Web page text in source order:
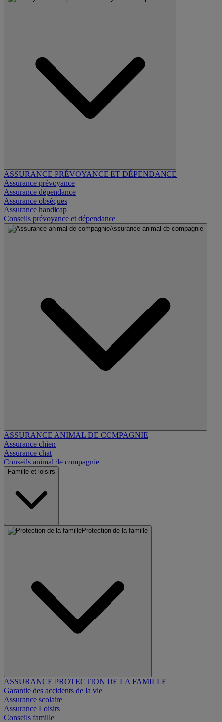
ASSURANCE PRÉVOYANCE ET DÉPENDANCE
Assurance prévoyance
Assurance dépendance
Assurance obsèques
Assurance handicap
Conseils prévoyance et dépendance
Assurance animal de compagnie
ASSURANCE ANIMAL DE COMPAGNIE
Assurance chien
Assurance chat
Conseils animal de compagnie
Famille et loisirs
Protection de la famille
ASSURANCE PROTECTION DE LA FAMILLE
Garantie des accidents de la vie
Assurance scolaire
Assurance Loisirs
Conseils famille